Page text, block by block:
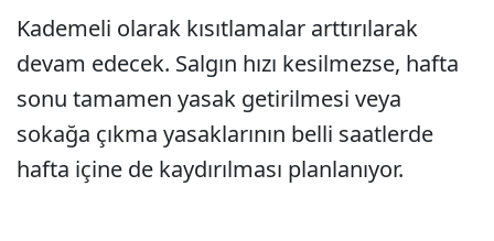
Kademeli olarak kısıtlamalar arttırılarak
devam edecek. Salgın hızı kesilmezse, hafta
sonu tamamen yasak getirilmesi veya
sokağa çıkma yasaklarının belli saatlerde
hafta içine de kaydırılması planlanıyor.